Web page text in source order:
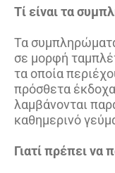
Τί είναι τα
Τα
σε μορφή
τα οποία
πρόσθετα
λαμβάνονται
καθημερινό
Γιατί πρέπει να